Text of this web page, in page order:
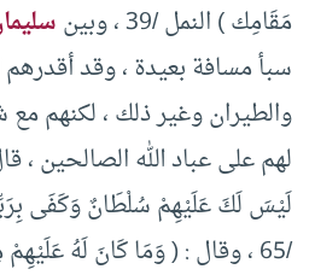
مَقَامِك ) النمل /39 ، وبين
سبأ مسافة بعيدة ، وقد أقدرهم
والطيران وغير ذلك ، لكنهم
لهم على عباد الله الصالحين ،
لَيْسَ لَكَ عَلَيْهِمْ سُلْطَانٌ وَكَفَى
/65 ، وقال : ( وَمَا كَانَ لَهُ